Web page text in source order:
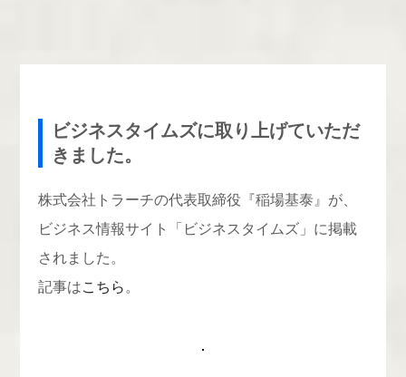
ビジネスタイムズに取り上げていただ
きました。
株式会社トラーチの代表取締役『稲場基泰』が、
ビジネス情報サイト「ビジネスタイムズ」に掲載
されました。
記事はこちら 。